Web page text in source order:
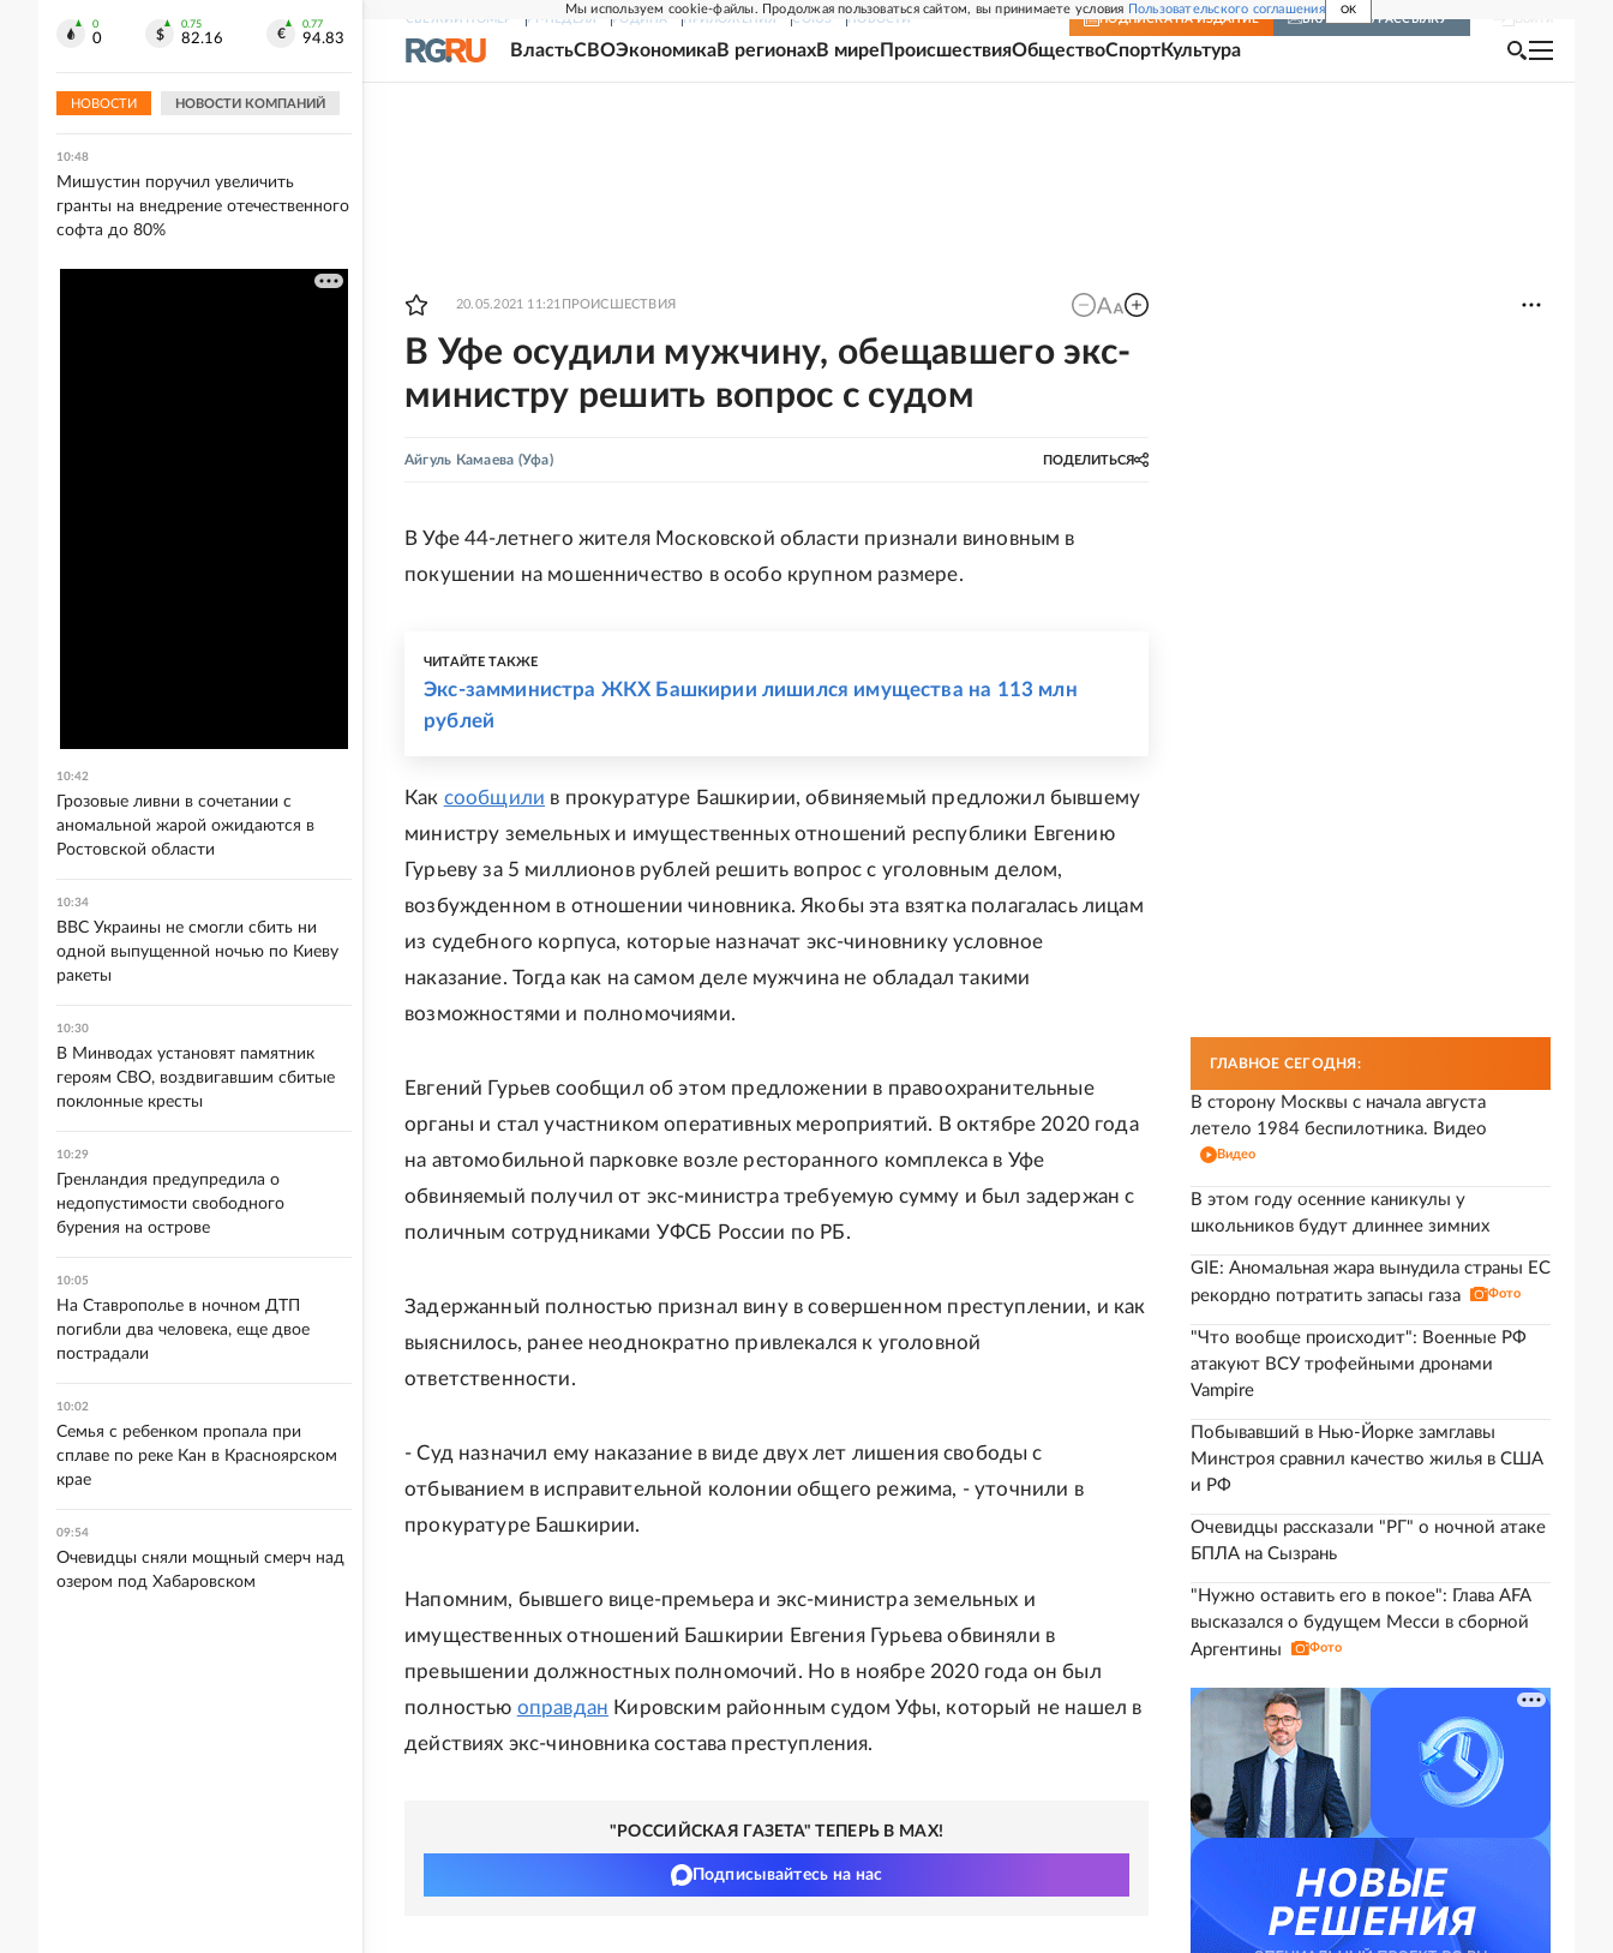
Мы используем cookie-файлы. Продолжая пользоваться сайтом, вы принимаете условия Пользовательского соглашения OK
СВЕЖИЙ НОМЕР РГ-НЕДЕЛЯ РОДИНА ПРИЛОЖЕНИЯ СОЮЗ НОВОСТИ ПОДПИСКА НА ИЗДАНИЕ ВКЛЮЧИТЬ РАССЫЛКУ
ВластьСВОЭкономикаВ регионахВ мире ПроисшествияОбществоСпортКультура
20.05.2021 11:21 ПРОИСШЕСТВИЯ
В Уфе осудили мужчину, обещавшего экс-
министру решить вопрос с судом
Айгуль Камаева (Уфа) ПОДЕЛИТЬСЯ
В Уфе 44-летнего жителя Московской области признали виновным в
покушении на мошенничество в особо крупном размере.
ЧИТАЙТЕ ТАКЖЕ
Экс-замминистра ЖКХ Башкирии лишился имущества на 113 млн
рублей
Как сообщили в прокуратуре Башкирии, обвиняемый предложил бывшему
министру земельных и имущественных отношений республики Евгению
Гурьеву за 5 миллионов рублей решить вопрос с уголовным делом,
возбужденном в отношении чиновника. Якобы эта взятка полагалась лицам
из судебного корпуса, которые назначат экс-чиновнику условное
наказание. Тогда как на самом деле мужчина не обладал такими
возможностями и полномочиями.
Евгений Гурьев сообщил об этом предложении в правоохранительные
органы и стал участником оперативных мероприятий. В октябре 2020 года
на автомобильной парковке возле ресторанного комплекса в Уфе
обвиняемый получил от экс-министра требуемую сумму и был задержан с
поличным сотрудниками УФСБ России по РБ.
Задержанный полностью признал вину в совершенном преступлении, и как
выяснилось, ранее неоднократно привлекался к уголовной
ответственности.
- Суд назначил ему наказание в виде двух лет лишения свободы с
отбыванием в исправительной колонии общего режима, - уточнили в
прокуратуре Башкирии.
Напомним, бывшего вице-премьера и экс-министра земельных и
имущественных отношений Башкирии Евгения Гурьева обвиняли в
превышении должностных полномочий. Но в ноябре 2020 года он был
полностью оправдан Кировским районным судом Уфы, который не нашел в
действиях экс-чиновника состава преступления.
"РОССИЙСКАЯ ГАЗЕТА" ТЕПЕРЬ В MAX!
Подписывайтесь на нас
ГЛАВНОЕ СЕГОДНЯ:
В сторону Москвы с начала августа
летело 1984 беспилотника. Видео
Видео
В этом году осенние каникулы у
школьников будут длиннее зимних
GIE: Аномальная жара вынудила страны ЕС
рекордно потратить запасы газа
Фото
"Что вообще происходит": Военные РФ
атакуют ВСУ трофейными дронами
Vampire
Побывавший в Нью-Йорке замглавы
Минстроя сравнил качество жилья в США
и РФ
Очевидцы рассказали "РГ" о ночной атаке
БПЛА на Сызрань
"Нужно оставить его в покое": Глава AFA
высказался о будущем Месси в сборной
Аргентины
Фото
0
0
0.75
82.16
0.77
94.83
НОВОСТИ НОВОСТИ КОМПАНИЙ
переодевшись в украинскую форму
10:48
Мишустин поручил увеличить
гранты на внедрение отечественного
софта до 80%
10:42
Грозовые ливни в сочетании с
аномальной жарой ожидаются в
Ростовской области
10:34
ВВС Украины не смогли сбить ни
одной выпущенной ночью по Киеву
ракеты
10:30
В Минводах установят памятник
героям СВО, воздвигавшим сбитые
поклонные кресты
10:29
Гренландия предупредила о
недопустимости свободного
бурения на острове
10:05
На Ставрополье в ночном ДТП
погибли два человека, еще двое
пострадали
10:02
Семья с ребенком пропала при
сплаве по реке Кан в Красноярском
крае
09:54
Очевидцы сняли мощный смерч над
озером под Хабаровском